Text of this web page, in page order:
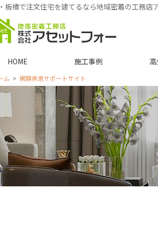
板橋で注文住宅を建てるなら地域密着の工務店
HOME 施工事例
ム 網膜疾患サポートサイト